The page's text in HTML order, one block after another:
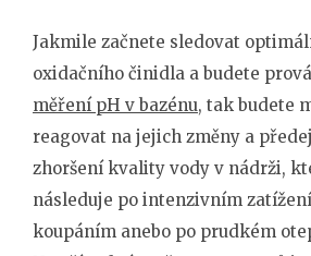
Jakmile začnete sledovat
oxidačního činidla a budete
měření pH v bazénu, tak budete
reagovat na jejich změny a
zhoršení kvality vody v nádrži,
následuje po intenzivním
koupáním anebo po prudkém